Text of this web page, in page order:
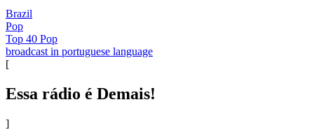
Brazil
Pop
Top 40 Pop
broadcast in portuguese language
[
Essa rádio é Demais!
]